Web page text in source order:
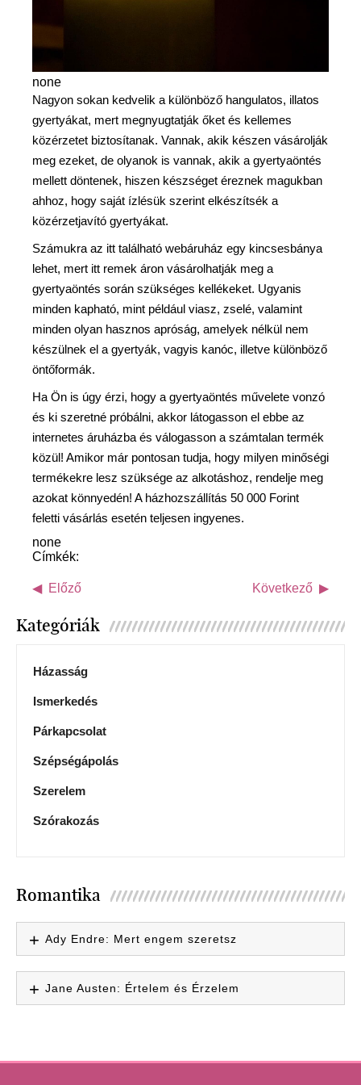
none
Nagyon sokan kedvelik a különböző hangulatos, illatos
gyertyákat, mert megnyugtatják őket és kellemes
közérzetet biztosítanak. Vannak, akik készen vásárolják
meg ezeket, de olyanok is vannak, akik a gyertyaöntés
mellett döntenek, hiszen készséget éreznek magukban
ahhoz, hogy saját ízlésük szerint elkészítsék a
közérzetjavító gyertyákat.
Számukra az itt található webáruház egy kincsesbánya
lehet, mert itt remek áron vásárolhatják meg a
gyertyaöntés során szükséges kellékeket. Ugyanis
minden kapható, mint például viasz, zselé, valamint
minden olyan hasznos apróság, amelyek nélkül nem
készülnek el a gyertyák, vagyis kanóc, illetve különböző
öntőformák.
Ha Ön is úgy érzi, hogy a gyertyaöntés művelete vonzó
és ki szeretné próbálni, akkor látogasson el ebbe az
internetes áruházba és válogasson a számtalan termék
közül! Amikor már pontosan tudja, hogy milyen minőségi
termékekre lesz szüksége az alkotáshoz, rendelje meg
azokat könnyedén! A házhozszállítás 50 000 Forint
feletti vásárlás esetén teljesen ingyenes.
none
Címkék:
Előző Következő
Kategóriák
Házasság
Ismerkedés
Párkapcsolat
Szépségápolás
Szerelem
Szórakozás
Romantika
Ady Endre: Mert engem szeretsz
Jane Austen: Értelem és Érzelem